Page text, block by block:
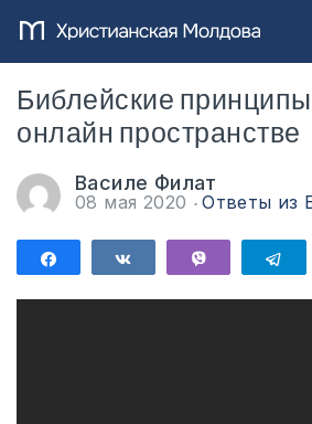
Библейские
онлайн пространстве
Василе Филат
08 мая 2020 Ответы из
ПоделитьсяПоделиться